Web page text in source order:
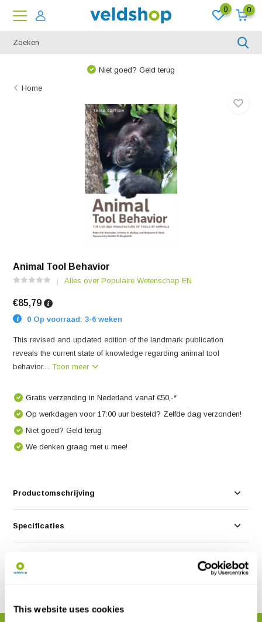
This website uses cookies
0 0
Niet goed? Geld terug
Home
Animal Tool Behavior
Alles over Populaire Wetenschap EN
€85,79
0 Op voorraad: 3-6 weken
This revised and updated edition of the landmark publication
reveals the current state of knowledge regarding animal tool
behavior....Toon meer
Gratis verzending in Nederland vanaf €50,-*
Op werkdagen voor 17:00 uur besteld? Zelfde dag verzonden!
Niet goed? Geld terug
We denken graag met u mee!
Productomschrijving
Specificaties